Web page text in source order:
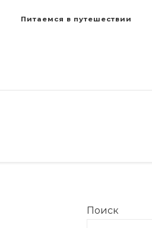
Питаемся в путешествии
Поиск